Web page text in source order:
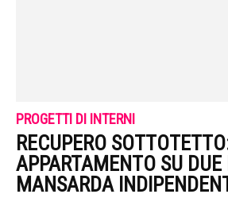
PROGETTI DI INTERNI
RECUPERO
APPARTAMENTO SU DUE
MANSARDA